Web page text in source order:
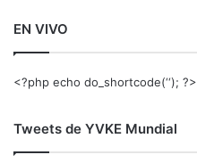
EN VIVO
<?php echo do_shortcode(‘‘); ?>
Tweets de YVKE Mundial